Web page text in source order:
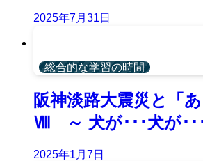
2025年7月31日
総合的な学習の時間
阪神淡路大震災と「あ
Ⅷ ～ 犬が･･･犬が･･
2025年1月7日